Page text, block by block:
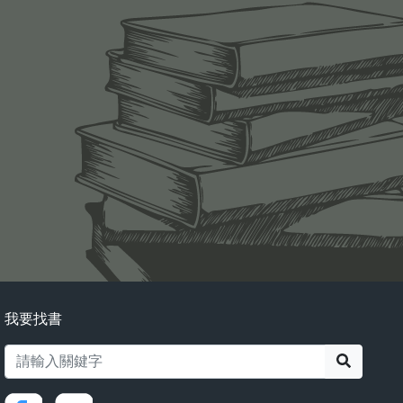
我要找書